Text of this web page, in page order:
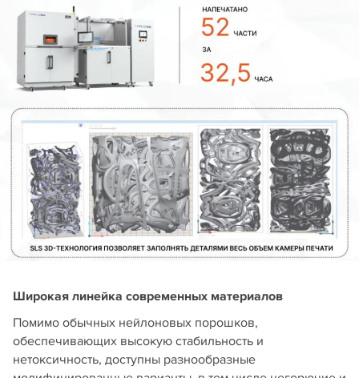
Широкая линейка современных материалов
Помимо обычных нейлоновых порошков,
обеспечивающих высокую стабильность и
нетоксичность, доступны разнообразные